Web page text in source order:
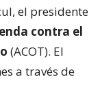
el presidente
contra el
(ACOT). El
a través de